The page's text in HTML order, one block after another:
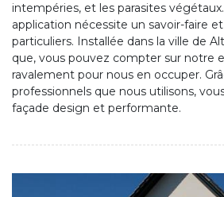
intempéries, et les parasites
application nécessite un savoir-faire
particuliers. Installée dans la ville de
que, vous pouvez compter sur notre
ravalement pour nous en occuper.
professionnels que nous utilisons,
façade design et performante.